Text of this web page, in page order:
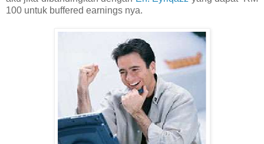
100 untuk buffered earnings nya.